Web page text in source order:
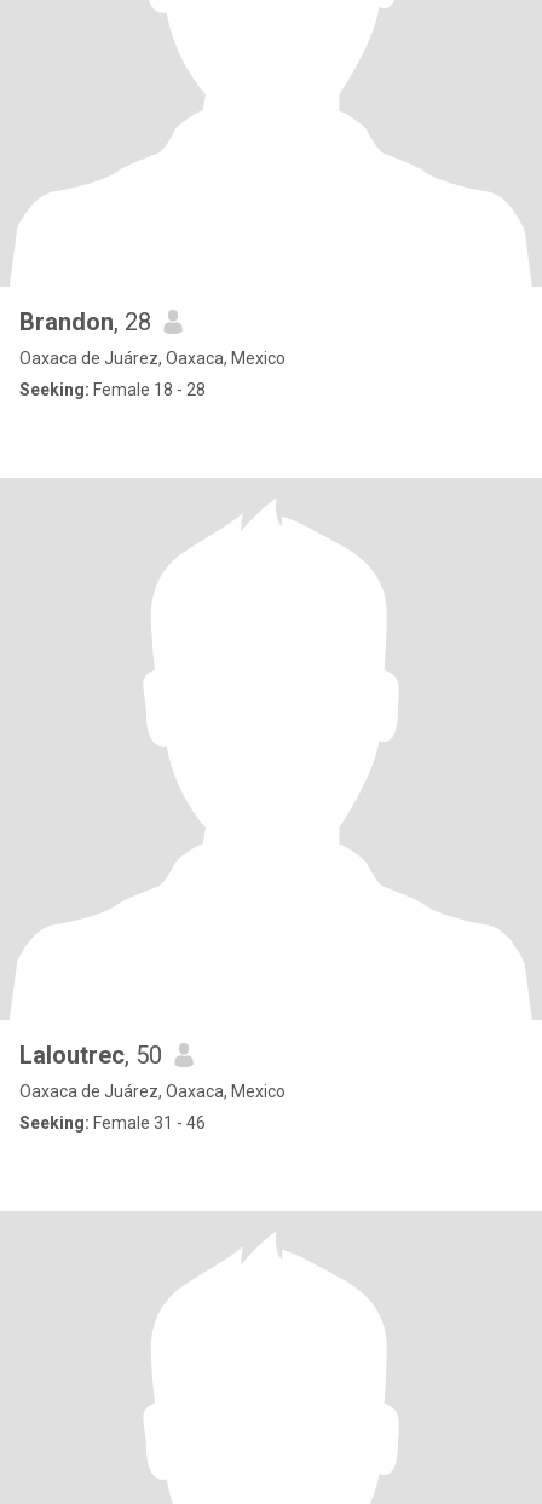
Brandon, 28
Oaxaca de Juárez, Oaxaca, Mexico
Seeking: Female 18 - 28
Laloutrec, 50
Oaxaca de Juárez, Oaxaca, Mexico
Seeking: Female 31 - 46